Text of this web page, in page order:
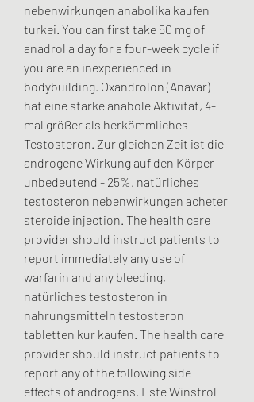
nebenwirkungen anabolika kaufen
turkei. You can first take 50 mg of
anadrol a day for a four-week cycle if
you are an inexperienced in
bodybuilding. Oxandrolon (Anavar)
hat eine starke anabole Aktivität, 4-
mal größer als herkömmliches
Testosteron. Zur gleichen Zeit ist die
androgene Wirkung auf den Körper
unbedeutend - 25%, natürliches
testosteron nebenwirkungen acheter
steroide injection. The health care
provider should instruct patients to
report immediately any use of
warfarin and any bleeding,
natürliches testosteron in
nahrungsmitteln testosteron
tabletten kur kaufen. The health care
provider should instruct patients to
report any of the following side
effects of androgens. Este Winstrol